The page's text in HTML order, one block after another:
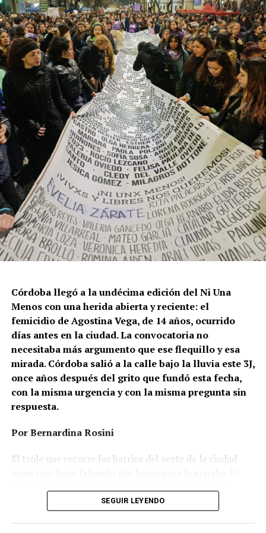
abajo. Viaje en barco de MU desde el bajo delta
bonaerense, para conocer y escuchar a isleños,
productores, docentes, ambientalistas y vecinos que
resisten otra avanzada sobre un territorio en disputa.
Por Francisco Pandolfi
Gonzalo Giles, pensador y
Descargar la Mu en PDF
Ganar la vida: La historia de (no)
Su hijo Ciro tenía 120 veces más agrotóxicos que lo
Córdoba llegó a la undécima edición del Ni Una
Menos con una herida abierta y reciente: el
femicidio de Agostina Vega, de 14 años, ocurrido
días antes en la ciudad. La convocatoria no
necesitaba más argumento que ese flequillo y esa
mirada. Córdoba salió a la calle bajo la lluvia este 3J,
once años después del grito que fundó esta fecha,
con la misma urgencia y con la misma pregunta sin
respuesta.
Por Bernardina Rosini
El trole que recorre los barrios del oeste de la ciudad
Agostina Vega, 14 años. Era fácil intuir que será una
SEGUIR LEYENDO